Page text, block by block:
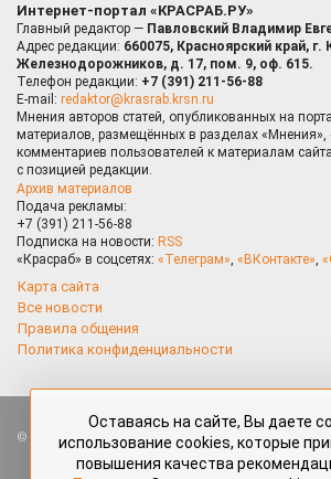
Интернет-портал «КРАСРАБ.РУ»
Главный редактор — Павловский Владимир
Адрес редакции: 660075, Красноярский край, г.
Железнодорожников, д. 17, пом. 9, оф. 615.
Телефон редакции: +7 (391) 211-56-88
E-mail: redaktor@krasrab.krsn.ru
Мнения авторов статей, опубликованных на
материалов, размещённых в разделах «Мнения»,
комментариев пользователей к материалам
с позицией редакции.
Архив материалов
Подача рекламы:
+7 (391) 211-56-88
Подписка на новости: RSS
«Красраб» в соцсетях: «Телеграм», «ВКонтакте»,
Карта сайта
Все новости
Правила общения
Политика конфиденциальности
Все права защищены. Любые материалы,
«Красраб.ру» сотрудниками редакции,
и читателями, являются объектами
Оставаясь на сайте, Вы даете
использование cookies, которые
повышения качества